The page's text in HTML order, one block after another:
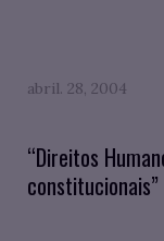
abril. 28, 2004
“Direitos
constitucionais”